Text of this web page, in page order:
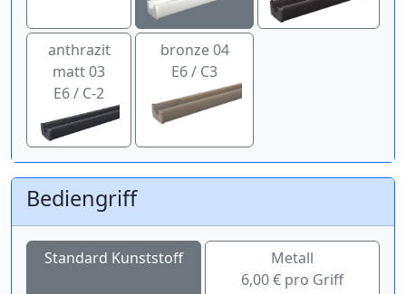
anthrazit
matt 03
E6 / C-2
bronze 04
E6 / C3
Bediengriff
Standard Kunststoff
Metall
6,00 € pro Griff